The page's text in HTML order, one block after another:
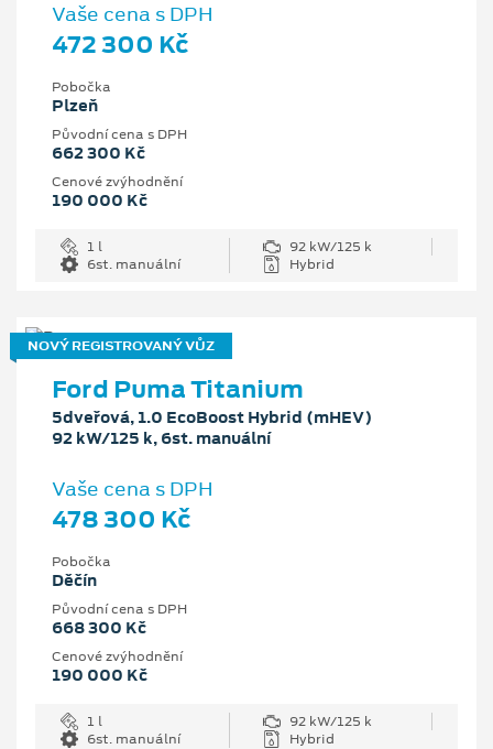
Vaše cena s DPH
472 300 Kč
Pobočka
Plzeň
Původní cena s DPH
662 300 Kč
Cenové zvýhodnění
190 000 Kč
1 l
92 kW/125 k
6st. manuální
Hybrid
NOVÝ REGISTROVANÝ VŮZ
Ford Puma Titanium
5dveřová, 1.0 EcoBoost Hybrid (mHEV)
92 kW/125 k, 6st. manuální
Vaše cena s DPH
478 300 Kč
Pobočka
Děčín
Původní cena s DPH
668 300 Kč
Cenové zvýhodnění
190 000 Kč
1 l
92 kW/125 k
6st. manuální
Hybrid